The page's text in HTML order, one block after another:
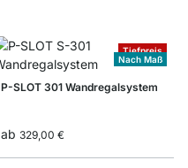
Tiefpreis
Nach Maß
P-SLOT 301 Wandregalsystem
ab 329,00 €